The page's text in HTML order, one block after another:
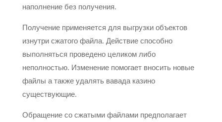
наполнение без получения.
Получение применяется для выгрузки объектов
изнутри сжатого файла. Действие способно
выполняться проведено целиком либо
неполностью. Изменение помогает вносить новые
файлы а также удалять вавада казино
существующие.
Обращение со сжатыми файлами предполагает